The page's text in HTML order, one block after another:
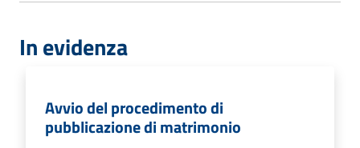
In evidenza
Avvio del procedimento di
pubblicazione di matrimonio